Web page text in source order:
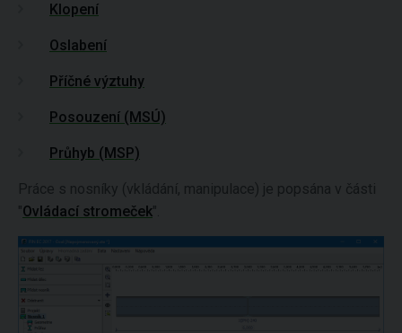
Klopení
Oslabení
Příčné výztuhy
Posouzení (MSÚ)
Průhyb (MSP)
Práce s nosníky (vkládání, manipulace) je popsána v části
"Ovládací stromeček".